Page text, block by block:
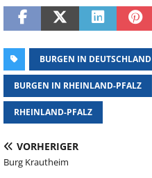
BURGEN IN DEUTSCHLAND
BURGEN IN RHEINLAND-PFALZ
RHEINLAND-PFALZ
VORHERIGER
Burg Krautheim